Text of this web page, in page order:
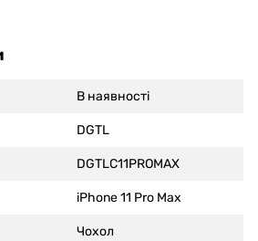
В наявності
DGTL
DGTLC11PROMAX
iPhone 11 Pro Max
Чохол